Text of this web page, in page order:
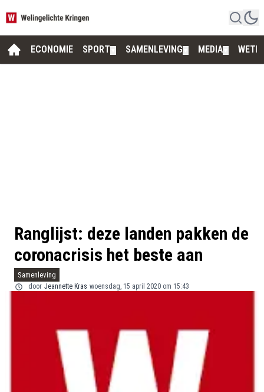
ECONOMIE SPORT SAMENLEVING MEDIA
Ranglijst: deze landen pakken de
coronacrisis het beste aan
Samenleving
door Jeannette Kras woensdag, 15 april 2020 om 15:43